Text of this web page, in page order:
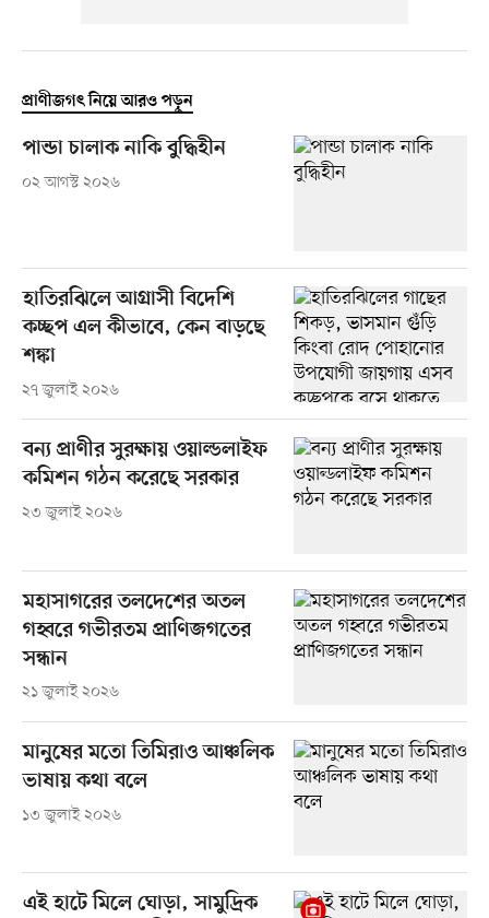
প্রাণীজগৎ নিয়ে আরও পড়ুন
পান্ডা চালাক নাকি বুদ্ধিহীন
০২ আগস্ট ২০২৬
হাতিরঝিলে আগ্রাসী বিদেশি
কচ্ছপ এল কীভাবে, কেন বাড়ছে
শঙ্কা
২৭ জুলাই ২০২৬
বন্য প্রাণীর সুরক্ষায় ওয়াল্ডলাইফ
কমিশন গঠন করেছে সরকার
২৩ জুলাই ২০২৬
মহাসাগরের তলদেশের অতল
গহ্বরে গভীরতম প্রাণিজগতের
সন্ধান
২১ জুলাই ২০২৬
মানুষের মতো তিমিরাও আঞ্চলিক
ভাষায় কথা বলে
১৩ জুলাই ২০২৬
এই হাটে মিলে ঘোড়া, সামুদ্রিক